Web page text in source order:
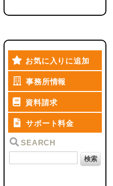
お気に入りに追加
事務所情報
資料請求
サポート料金
SEARCH